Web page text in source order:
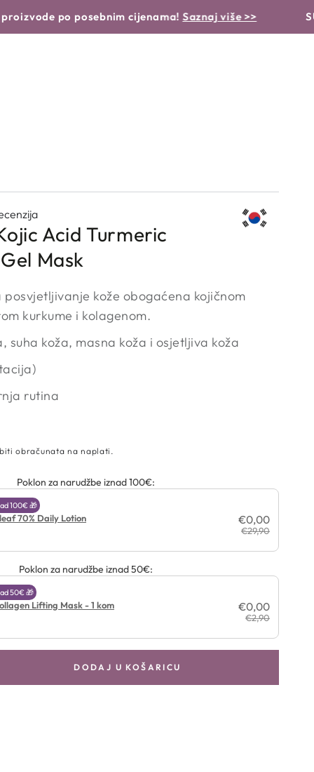
po posebnim cijenama!Saznaj više >>
Acid Turmeric
Mask
posvjetljivanje kože obogaćena kojičnom
kurkume i kolagenom.
suha koža, masna koža i osjetljiva koža
rutina
obračunata na naplati.
Poklon za narudžbe iznad 100€:
100€ 🎁
70% Daily Lotion €0,00
€29,90
Poklon za narudžbe iznad 50€:
50€ 🎁
Lifting Mask - 1 kom €0,00
€2,90
DODAJ U KOŠARICU